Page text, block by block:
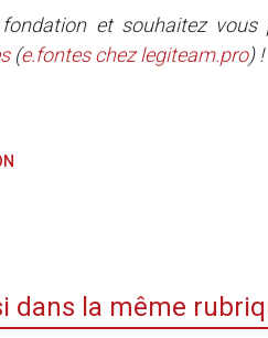
et souhaitez vous
(e.fonteschezlegiteam.pro) !
dans la même